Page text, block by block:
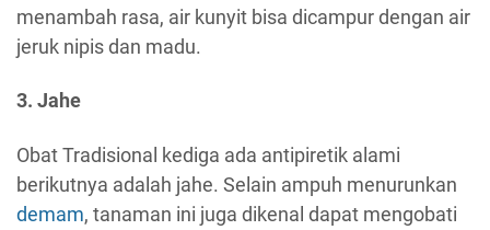
menambah rasa, air kunyit bisa dicampur dengan air
jeruk nipis dan madu.
3. Jahe
Obat Tradisional kediga ada antipiretik alami
berikutnya adalah jahe. Selain ampuh menurunkan
demam, tanaman ini juga dikenal dapat mengobati